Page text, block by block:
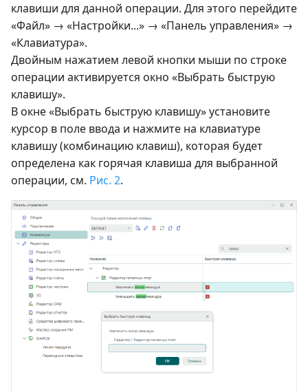
клавиши для данной операции. Для этого перейдите
«Файл» → «Настройки...» → «Панель управления» →
«Клавиатура».
Двойным нажатием левой кнопки мыши по строке
операции активируется окно «Выбрать быструю
клавишу».
В окне «Выбрать быструю клавишу» установите
курсор в поле ввода и нажмите на клавиатуре
клавишу (комбинацию клавиш), которая будет
определена как горячая клавиша для выбранной
операции, см. Рис. 2.